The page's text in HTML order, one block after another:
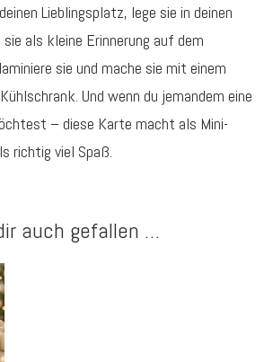
Lieblingsplatz, lege sie in deinen
als kleine Erinnerung auf dem
sie und mache sie mit einem
Und wenn du jemandem eine
– diese Karte macht als Mini-
richtig viel Spaß.
auch gefallen …